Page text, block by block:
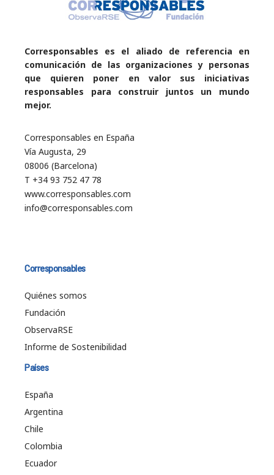
Corresponsables es el aliado de referencia en
comunicación de las organizaciones y personas
que quieren poner en valor sus iniciativas
responsables para construir juntos un mundo
mejor.
Corresponsables en España
Vía Augusta, 29
08006 (Barcelona)
T +34 93 752 47 78
www.corresponsables.com
info@corresponsables.com
Corresponsables
Quiénes somos
Fundación
ObservaRSE
Informe de Sostenibilidad
Países
España
Argentina
Chile
Colombia
Ecuador